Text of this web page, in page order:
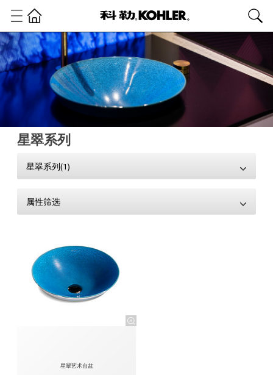
星翠系列
星翠系列(1)
属性筛选
星翠艺术台盆